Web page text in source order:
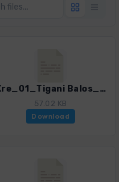
Kre_01_Tigani Balos_4947_3.gpx
57.02 KB
Download